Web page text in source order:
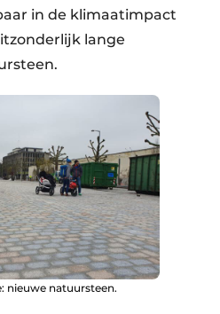
in de klimaatimpact
lange
nieuwe natuursteen.